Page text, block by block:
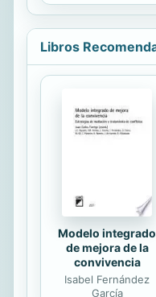
entre
de
diario
tres
Libros
Modelo integrado
de mejora de la
convivencia
Isabel Fernández
García